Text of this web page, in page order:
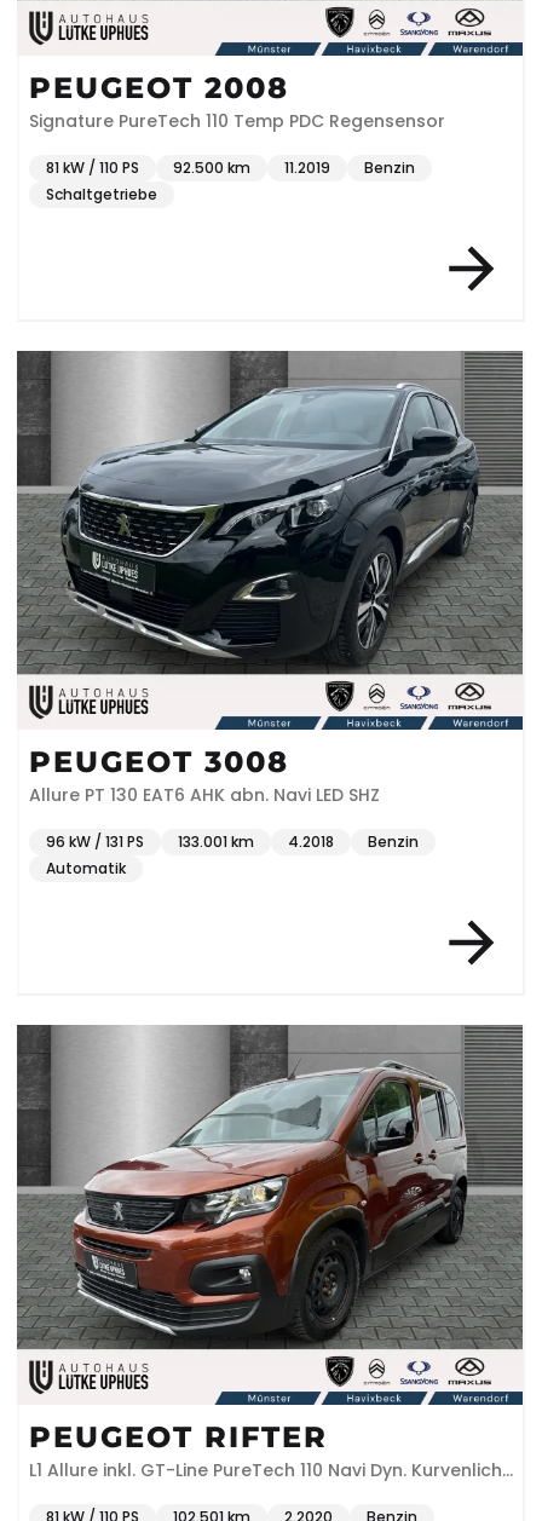
PEUGEOT 2008
Signature PureTech 110 Temp PDC Regensensor
81 kW / 110 PS 92.500 km 11.2019
Benzin
Schaltgetriebe
PEUGEOT 3008
Allure PT 130 EAT6 AHK abn. Navi LED SHZ
96 kW / 131 PS 133.001 km 4.2018
Benzin
Automatik
PEUGEOT RIFTER
L1 Allure inkl. GT-Line PureTech 110 Navi Dyn. Kurvenlicht
81 kW / 110 PS 102.501 km 2.2020 Benzin